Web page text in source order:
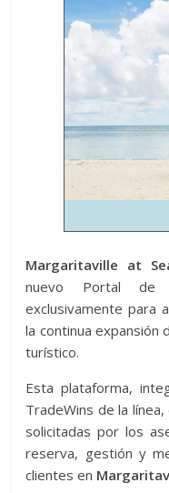
Margaritaville at
nuevo Portal de
exclusivamente para
la continua expansión
turístico.
Esta plataforma,
TradeWins de la
solicitadas por los
reserva, gestión y
clientes en